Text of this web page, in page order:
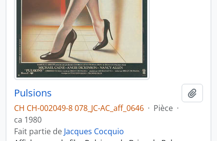
Pulsions
CH CH-002049-8 078_JC-AC_aff_0646 · Pièce ·
ca 1980
Fait partie de Jacques Cocquio